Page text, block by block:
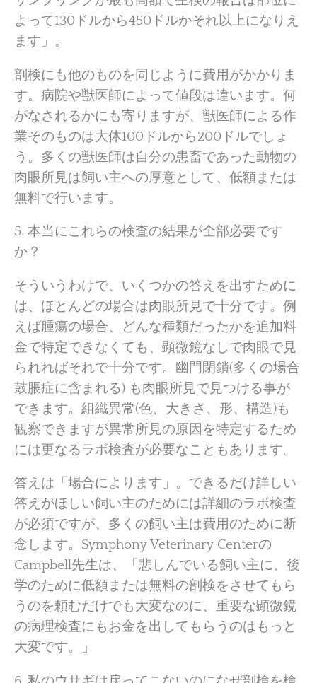
よって130ドルから450ドルかそれ以上になりえ
ます」。
剖検にも他のものを同じように費用がかかりま
す。病院や獣医師によって値段は違います。何
がなされるかにも寄りますが、獣医師による作
業そのものは大体100ドルから200ドルでしょ
う。多くの獣医師は自分の患畜であった動物の
肉眼所見は飼い主への厚意として、低額または
無料で行います。
5. 本当にこれらの検査の結果が全部必要です
か？
そういうわけで、いくつかの答えを出すために
は、ほとんどの場合は肉眼所見で十分です。例
えば腫瘍の場合、どんな種類だったかを追加料
金で特定できなくても、顕微鏡なしで肉眼で見
られればそれで十分です。幽門閉鎖(多くの場合
鼓脹症に含まれる) も肉眼所見で見つける事が
できます。組織異常(色、大きさ、形、構造)も
観察できますが異常所見の原因を特定するため
には更なるラボ検査が必要なこともあります。
答えは「場合によります」。できるだけ詳しい
答えがほしい飼い主のためには詳細のラボ検査
が必須ですが、多くの飼い主は費用のために断
念します。Symphony Veterinary Centerの
Campbell先生は、「悲しんでいる飼い主に、後
学のために低額または無料の剖検をさせてもら
うのを頼むだけでも大変なのに、重要な顕微鏡
の病理検査にもお金を出してもらうのはもっと
大変です。」